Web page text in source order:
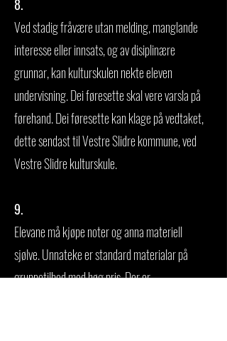
8.
Ved stadig fråvære utan melding, manglande
interesse eller innsats, og av disiplinære
grunnar, kan kulturskulen nekte eleven
undervisning. Dei føresette skal vere varsla på
førehand. Dei føresette kan klage på vedtaket,
dette sendast til Vestre Slidre kommune, ved
Vestre Slidre kulturskule.
9.
Elevane må kjøpe noter og anna materiell
sjølve. Unnateke er standard materialar på
gruppetilbod med høg pris. Der er